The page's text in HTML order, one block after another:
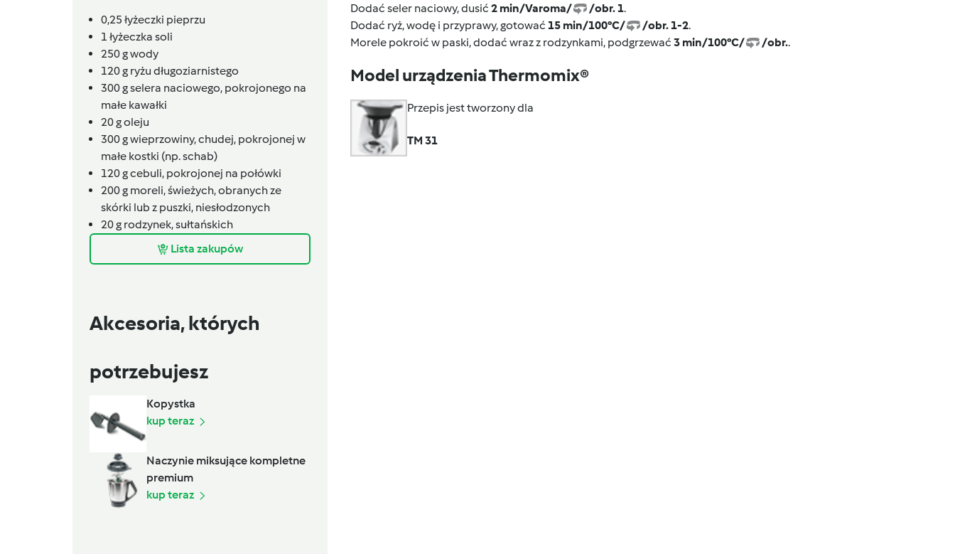
0,25 łyżeczki pieprzu
1 łyżeczka soli
250gwody
120g ryżu długoziarnistego
300gselera naciowego, pokrojonego na
małe kawałki
20goleju
300gwieprzowiny,chudej, pokrojonej w
małe kostki (np. schab)
120gcebuli, pokrojonej na połówki
200g moreli,świeżych, obranych ze
skórki lub z puszki, niesłodzonych
20g rodzynek,sułtańskich
Lista zakupów
Akcesoria, których
potrzebujesz
Kopystka
kup teraz
Naczynie miksujące kompletne
premium
kup teraz
Dodać seler naciowy, dusić 2 min/Varoma/ /obr. 1.
Dodać ryż, wodę i przyprawy, gotować 15 min/100°C/ /obr. 1-2.
Morele pokroić w paski, dodać wraz z rodzynkami, podgrzewać 3 min/100°C/ /obr..
Model urządzenia Thermomix®
Przepis jest tworzony dla
TM 31